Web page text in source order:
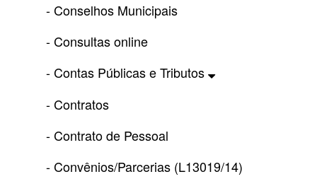
- Conselhos Municipais
- Consultas online
- Contas Públicas e Tributos
- Contratos
- Contrato de Pessoal
- Convênios/Parcerias (L13019/14)